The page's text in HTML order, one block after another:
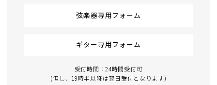
弦楽器専用フォーム
ギター専用フォーム
受付時間：24時間受付可
(但し、19時半以降は翌日受付となります)